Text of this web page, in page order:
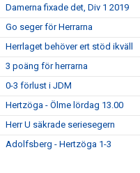
Damerna fixade det, Div 1 2019
Go seger för Herrarna
Herrlaget behöver ert stöd ikväll
3 poäng för herrarna
0-3 förlust i JDM
Hertzöga - Ölme lördag 13.00
Herr U säkrade seriesegern
Adolfsberg - Hertzöga 1-3